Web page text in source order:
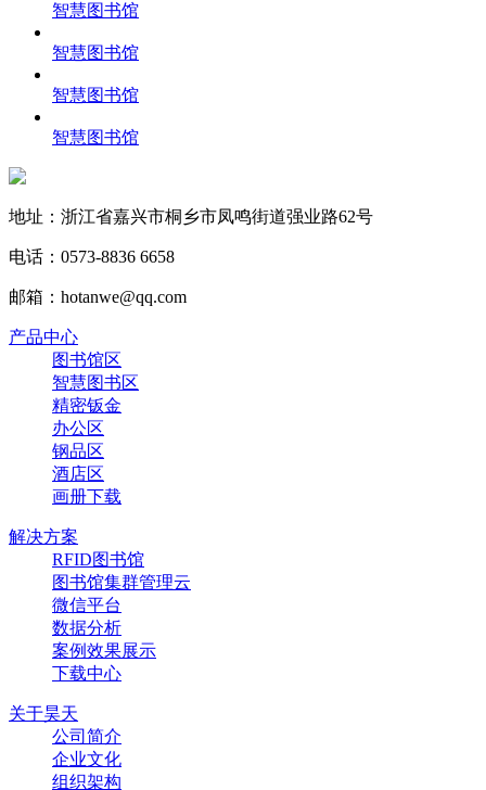
智慧图书馆
智慧图书馆
智慧图书馆
智慧图书馆
地址：浙江省嘉兴市桐乡市凤鸣街道强业路62号
电话：0573-8836 6658
邮箱：hotanwe@qq.com
产品中心
图书馆区
智慧图书区
精密钣金
办公区
钢品区
酒店区
画册下载
解决方案
RFID图书馆
图书馆集群管理云
微信平台
数据分析
案例效果展示
下载中心
关于昊天
公司简介
企业文化
组织架构